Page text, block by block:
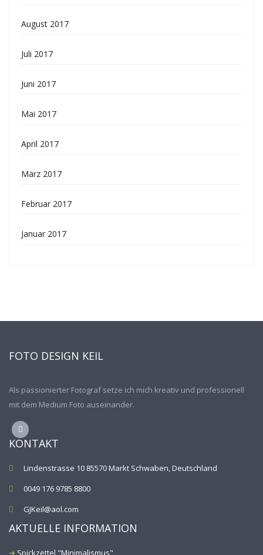
August 2017
Juli 2017
Juni 2017
Mai 2017
April 2017
März 2017
Februar 2017
Januar 2017
FOTO DESIGN KEIL
Als passionierter Fotograf setze ich mich kreativ und professionell
mit dem Medium Foto auseinander.
KONTAKT
Lindenstrasse 10 85570 Markt Schwaben, Deutschland
0049 176 9785 8800
GJKeil@aol.com
AKTUELLE INFORMATION
Spickzettel "Minimalismus"